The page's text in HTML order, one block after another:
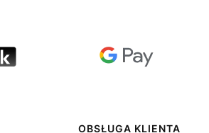
OBSŁUGA KLIENTA